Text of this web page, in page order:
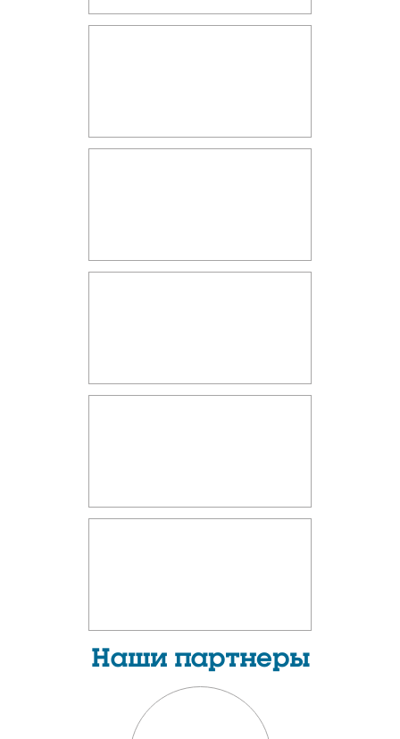
Наши партнеры